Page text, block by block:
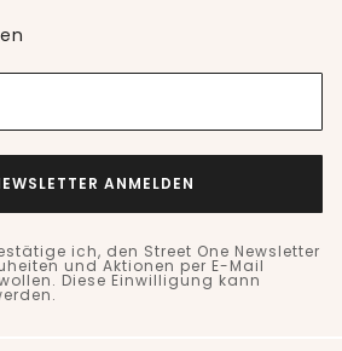
ANMELDEN
ich, den Street One Newsletter
und Aktionen per E-Mail
Diese Einwilligung kann